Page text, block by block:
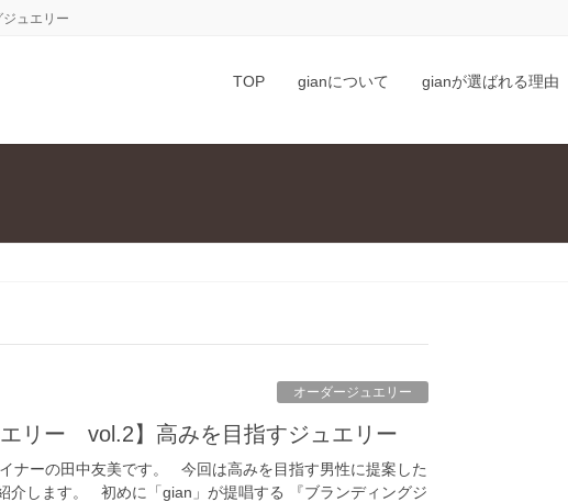
ュエリー
TOP gianについて gianが選ばれる理由
オーダージュエリー
ュエリー vol.2】高みを目指すジュエリー
ナーの田中友美です。 今回は高みを目指す男性に提案した
介します。 初めに「gian」が提唱する 『ブランディングジ